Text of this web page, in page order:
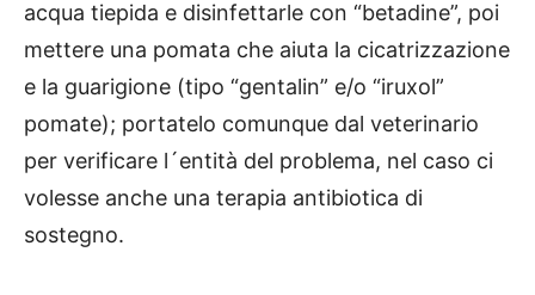
acqua tiepida e disinfettarle con “betadine”, poi
mettere una pomata che aiuta la cicatrizzazione
e la guarigione (tipo “gentalin” e/o “iruxol”
pomate); portatelo comunque dal veterinario
per verificare l´entità del problema, nel caso ci
volesse anche una terapia antibiotica di
sostegno.